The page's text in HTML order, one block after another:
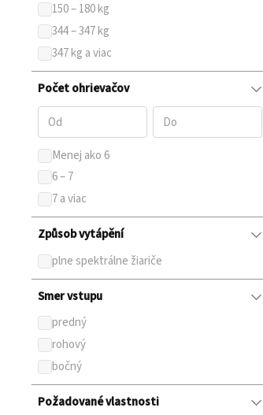
150 – 180 kg
344 – 347 kg
347 kg a viac
Počet ohrievačov
Menej ako 6
6 – 7
7 a viac
Způsob vytápění
plne spektrálne žiariče
Smer vstupu
predný
rohový
bočný
Požadované vlastnosti